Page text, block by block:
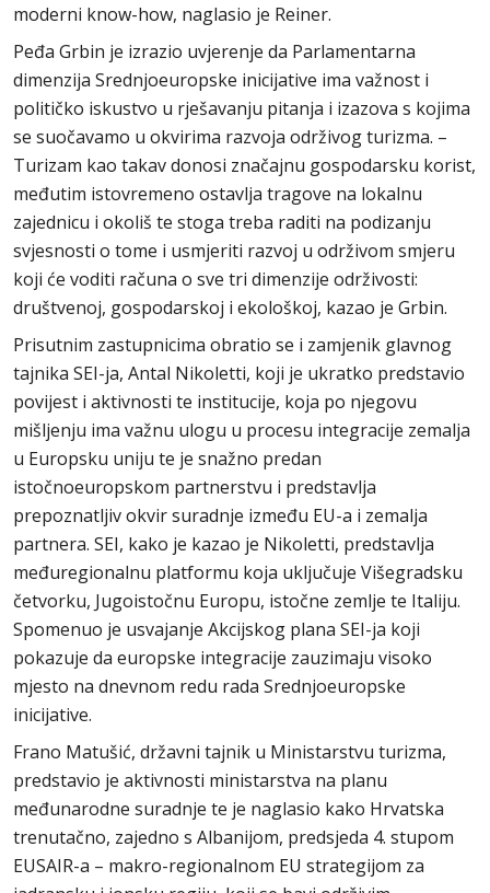
moderni know-how, naglasio je Reiner.
Peđa Grbin je izrazio uvjerenje da Parlamentarna
dimenzija Srednjoeuropske inicijative ima važnost i
političko iskustvo u rješavanju pitanja i izazova s kojima
se suočavamo u okvirima razvoja održivog turizma. –
Turizam kao takav donosi značajnu gospodarsku korist,
međutim istovremeno ostavlja tragove na lokalnu
zajednicu i okoliš te stoga treba raditi na podizanju
svjesnosti o tome i usmjeriti razvoj u održivom smjeru
koji će voditi računa o sve tri dimenzije održivosti:
društvenoj, gospodarskoj i ekološkoj, kazao je Grbin.
Prisutnim zastupnicima obratio se i zamjenik glavnog
tajnika SEI-ja, Antal Nikoletti, koji je ukratko predstavio
povijest i aktivnosti te institucije, koja po njegovu
mišljenju ima važnu ulogu u procesu integracije zemalja
u Europsku uniju te je snažno predan
istočnoeuropskom partnerstvu i predstavlja
prepoznatljiv okvir suradnje između EU-a i zemalja
partnera. SEI, kako je kazao je Nikoletti, predstavlja
međuregionalnu platformu koja uključuje Višegradsku
četvorku, Jugoistočnu Europu, istočne zemlje te Italiju.
Spomenuo je usvajanje Akcijskog plana SEI-ja koji
pokazuje da europske integracije zauzimaju visoko
mjesto na dnevnom redu rada Srednjoeuropske
inicijative.
Frano Matušić, državni tajnik u Ministarstvu turizma,
predstavio je aktivnosti ministarstva na planu
međunarodne suradnje te je naglasio kako Hrvatska
trenutačno, zajedno s Albanijom, predsjeda 4. stupom
EUSAIR-a – makro-regionalnom EU strategijom za